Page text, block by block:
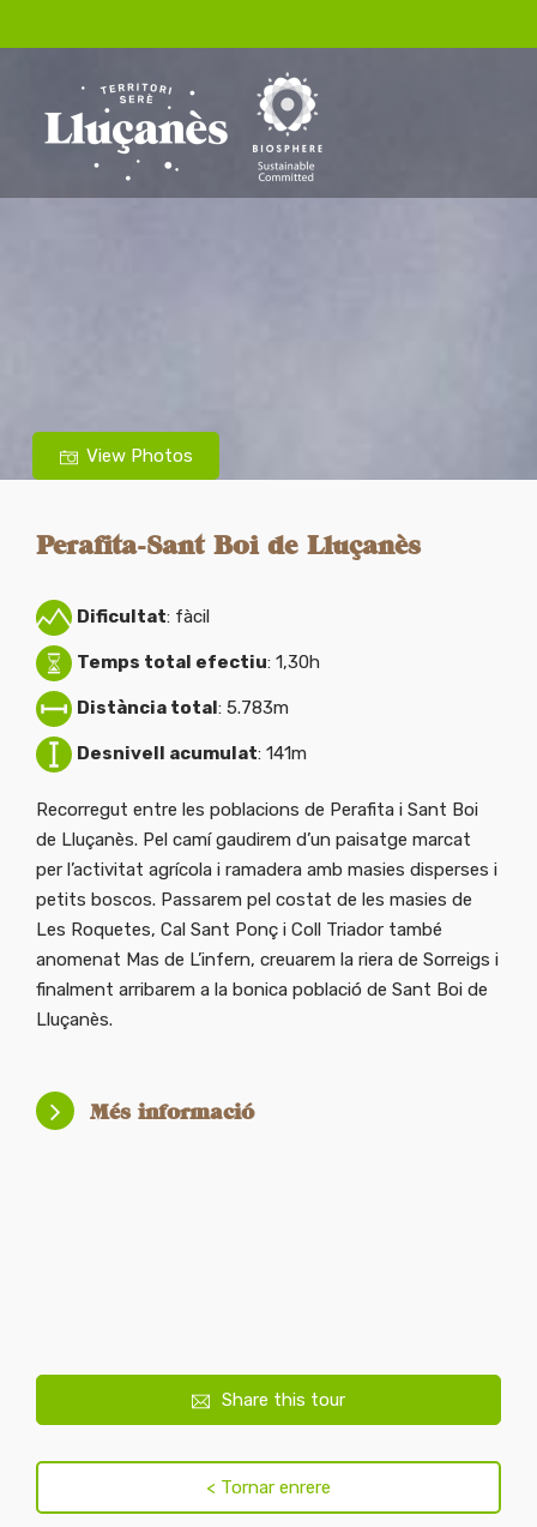
View Photos
Perafita-Sant Boi de Lluçanès
Dificultat: fàcil
Temps total efectiu: 1,30h
Distància total: 5.783m
Desnivell acumulat: 141m
Recorregut entre les poblacions de Perafita i Sant Boi
de Lluçanès. Pel camí gaudirem d’un paisatge marcat
per l’activitat agrícola i ramadera amb masies disperses i
petits boscos. Passarem pel costat de les masies de
Les Roquetes, Cal Sant Ponç i Coll Triador també
anomenat Mas de L’infern, creuarem la riera de Sorreigs i
finalment arribarem a la bonica població de Sant Boi de
Lluçanès.
Més informació
Share this tour